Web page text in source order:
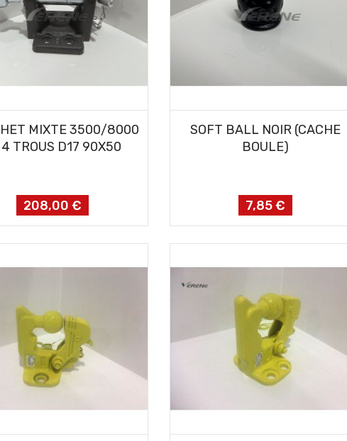
AJOUTER AU PANIER
MIXTE 3500/8000
4 TROUS D17 90X50
Prix
208,00 €
AJOUTER AU PANIER
SOFT BALL NOIR (CACHE
BOULE)
Prix
7,85 €